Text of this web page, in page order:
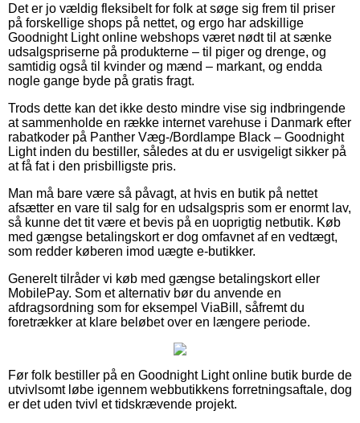
Det er jo vældig fleksibelt for folk at søge sig frem til priser
på forskellige shops på nettet, og ergo har adskillige
Goodnight Light online webshops været nødt til at sænke
udsalgspriserne på produkterne – til piger og drenge, og
samtidig også til kvinder og mænd – markant, og endda
nogle gange byde på gratis fragt.
Trods dette kan det ikke desto mindre vise sig indbringende
at sammenholde en række internet varehuse i Danmark efter
rabatkoder på Panther Væg-/Bordlampe Black – Goodnight
Light inden du bestiller, således at du er usvigeligt sikker på
at få fat i den prisbilligste pris.
Man må bare være så påvagt, at hvis en butik på nettet
afsætter en vare til salg for en udsalgspris som er enormt lav,
så kunne det tit være et bevis på en uoprigtig netbutik. Køb
med gængse betalingskort er dog omfavnet af en vedtægt,
som redder køberen imod uægte e-butikker.
Generelt tilråder vi køb med gængse betalingskort eller
MobilePay. Som et alternativ bør du anvende en
afdragsordning som for eksempel ViaBill, såfremt du
foretrækker at klare beløbet over en længere periode.
Før folk bestiller på en Goodnight Light online butik burde de
utvivlsomt løbe igennem webbutikkens forretningsaftale, dog
er det uden tvivl et tidskrævende projekt.